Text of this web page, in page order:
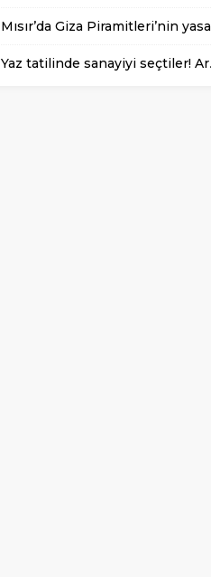
Mısır’da Giza Piramitleri’nin yasaklı zirvesinden tarihi kareler! 4 bin 500 yıllık sır ortaya çıktı: İlk kez görüntülendi
Yaz tatilinde sanayiyi seçtiler! Arkadaşları tatilde, onlar geleceğini inşa ediyor